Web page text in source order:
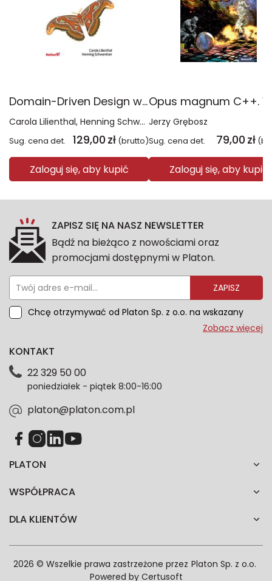
Domain-Driven Design w transformacji systemów. Skuteczna modernizacja legacy bez zbędnego ryzyka
Carola Lilienthal Henning Schwentner
Sug. cena det. 129,00 zł (brutto)
Zaloguj się, aby kupić
Jerzy Grębosz
Sug. cena det. 79,00 zł
Zaloguj się, aby kupić
ZAPISZ SIĘ NA NASZ NEWSLETTER
Bądź na bieżąco z nowościami oraz
promocjami dostępnymi w Platon.
ZAPISZ
Chcę otrzymywać od Platon Sp. z o.o. na wskazany
przeze mnie adres e-mail informacje marketingowe
dotyczące danych osobowych znajdziesz w naszej
każdym czasie. Wycofanie zgody nie wpłynie na
zgodność z prawem przetwarzania dokonanego przed
Zobacz więcej
PLATON
WSPÓŁPRACA
DLA KLIENTÓW
KONTAKT
22 329 50 00
poniedziałek - piątek 8:00-16:00
platon@platon.com.pl
2026 © Wszelkie prawa zastrzeżone przez Platon Sp. z o.o.
Powered by Certusoft